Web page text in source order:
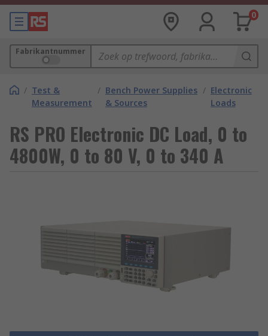
0
Fabrikantnummer
/ Test &
Measurement
/ Bench Power Supplies
& Sources
/ Electronic
Loads
RS PRO Electronic DC Load, 0 to
4800W, 0 to 80 V, 0 to 340 A